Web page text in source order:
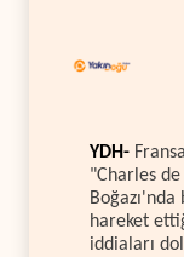
YDH-
"Charles
hareket
iddiaları